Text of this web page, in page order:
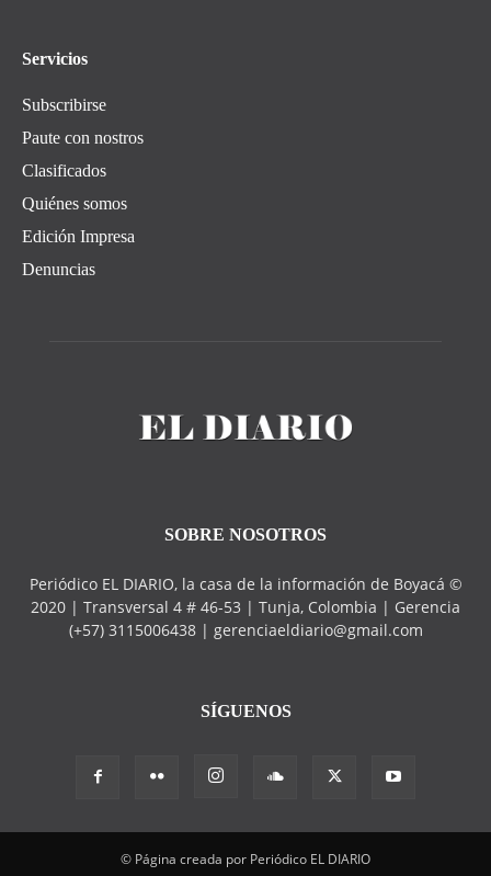
Servicios
Subscribirse
Paute con nostros
Clasificados
Quiénes somos
Edición Impresa
Denuncias
SOBRE NOSOTROS
Periódico EL DIARIO, la casa de la información de Boyacá ©
2020 | Transversal 4 # 46-53 | Tunja, Colombia | Gerencia
(+57) 3115006438 | gerenciaeldiario@gmail.com
SÍGUENOS
© Página creada por Periódico EL DIARIO